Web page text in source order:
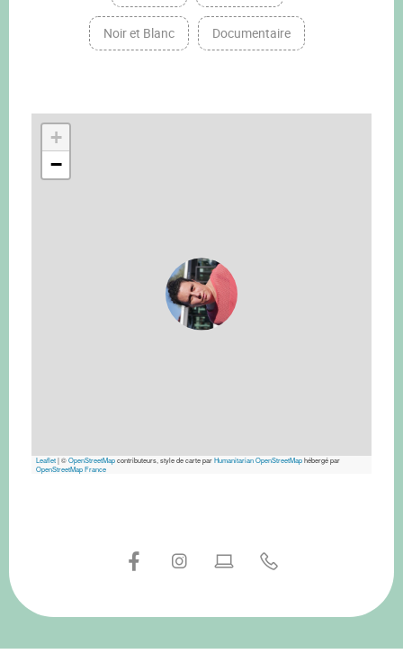
Noir et Blanc Documentaire
+
−
Leaflet|©OpenStreetMapcontributeurs, style de carte parHumanitarian OpenStreetMaphébergé par
OpenStreetMap France